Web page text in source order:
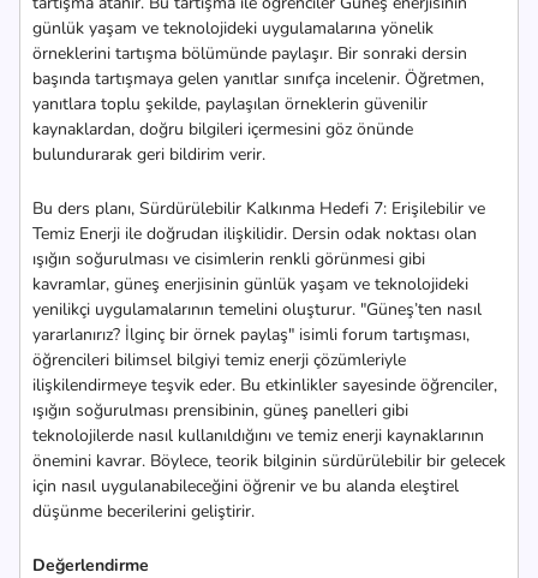
günlük yaşam ve teknolojideki uygulamalarına yönelik
örneklerini tartışma bölümünde paylaşır. Bir sonraki dersin
başında tartışmaya gelen yanıtlar sınıfça incelenir. Öğretmen,
yanıtlara toplu şekilde, paylaşılan örneklerin güvenilir
kaynaklardan, doğru bilgileri içermesini göz önünde
bulundurarak geri bildirim verir.
Bu ders planı, Sürdürülebilir Kalkınma Hedefi 7: Erişilebilir ve
Temiz Enerji ile doğrudan ilişkilidir. Dersin odak noktası olan
ışığın soğurulması ve cisimlerin renkli görünmesi gibi
kavramlar, güneş enerjisinin günlük yaşam ve teknolojideki
yenilikçi uygulamalarının temelini oluşturur. "Güneş’ten nasıl
yararlanırız? İlginç bir örnek paylaş" isimli forum tartışması,
öğrencileri bilimsel bilgiyi temiz enerji çözümleriyle
ilişkilendirmeye teşvik eder. Bu etkinlikler sayesinde öğrenciler,
ışığın soğurulması prensibinin, güneş panelleri gibi
teknolojilerde nasıl kullanıldığını ve temiz enerji kaynaklarının
önemini kavrar. Böylece, teorik bilginin sürdürülebilir bir gelecek
için nasıl uygulanabileceğini öğrenir ve bu alanda eleştirel
düşünme becerilerini geliştirir.
Değerlendirme